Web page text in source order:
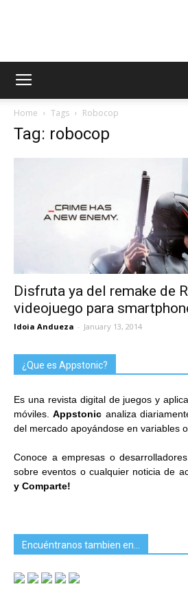
Home Tags Robocop
Tag: robocop
Disfruta ya del remake de
videojuego para
Idoia Andueza - January 13, 2014
¿Que es Appstonic?
Es una revista digital de juegos y
móviles.Appstonic analiza
del mercado apoyándose en variables
Conoce a empresas o
sobre eventos o cualquier noticia de
y Comparte!
Encuéntranos tambien en…